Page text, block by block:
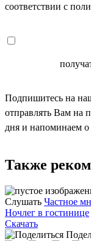
соответствии с
Подпишитесь на
отправлять Вам на
дня и напоминаем
Также
Слушать Частное
Ночлег в гостинице
Скачать